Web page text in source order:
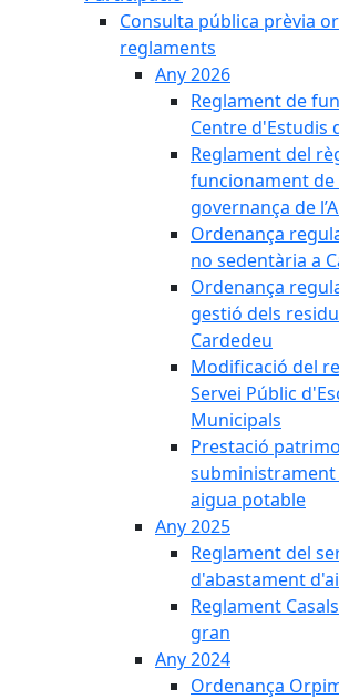
Consulta pública prèvia
reglaments
Any 2026
Reglament de
Centre d'Estudis
Reglament del
funcionament de
governança de
Ordenança
no sedentària a
Ordenança
gestió dels
Cardedeu
Modificació del
Servei Públic
Municipals
Prestació
aigua potable
Any 2025
Reglament del
d'abastament
Reglament
gran
Any 2024
Ordenança